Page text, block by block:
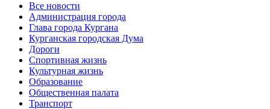
Все новости
Администрация города
Глава города Кургана
Курганская городская Дума
Дороги
Спортивная жизнь
Культурная жизнь
Образование
Общественная палата
Транспорт